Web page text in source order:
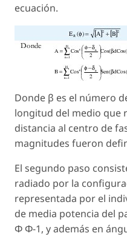
ecuación.
Donde β es el número
longitud del medio que
distancia al centro de
magnitudes fueron
El segundo paso
radiado por la
representada por el
de media potencia del
Φ Φ-1, y además en